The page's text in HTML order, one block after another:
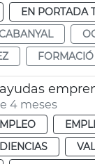
EN PORTADA
FORMACIÓ
4 meses